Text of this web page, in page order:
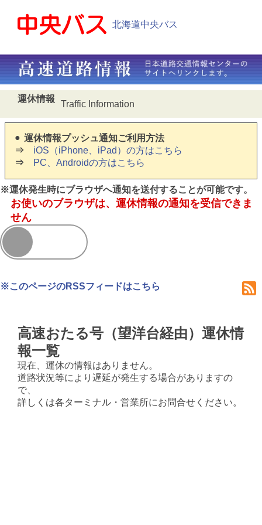
北海道中央バス
運休情報
Traffic Information
運休情報プッシュ通知ご利用方法
iOS（iPhone、iPad）の方はこちら
PC、Androidの方はこちら
※運休発生時にブラウザへ通知を送付することが可能です。
お使いのブラウザは、運休情報の通知を受信できま
せん
※このページのRSSフィードはこちら
高速おたる号（望洋台経由）運休情
報一覧
現在、運休の情報はありません。
道路状況等により遅延が発生する場合がありますの
で、
詳しくは各ターミナル・営業所にお問合せください。